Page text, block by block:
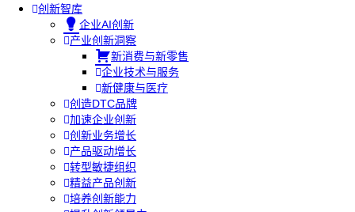
创新智库
企业AI创新
产业创新洞察
新消费与新零售
企业技术与服务
新健康与医疗
创造DTC品牌
加速企业创新
创新业务增长
产品驱动增长
转型敏捷组织
精益产品创新
培养创新能力